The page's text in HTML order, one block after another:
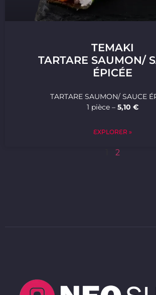
TEMAKI
TARTARE SAUMON/
ÉPICÉE
TARTARE SAUMON/ SAUCE
1 pièce –5,10 €
EXPLORER »
2